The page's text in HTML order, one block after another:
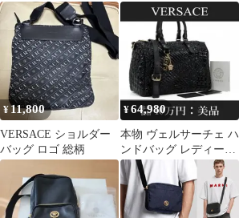
ック
¥11,800
VERSACE ショルダー
バッグ ロゴ 総柄
¥64,980
本物 ヴェルサーチェ ハ
ンドバッグ レディース
ヴァニタス 黒 斜め掛け
珍しい